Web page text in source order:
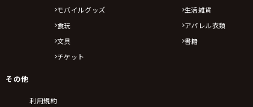
モバイルグッズ
生活雑貨
食玩
アパレル衣類
文具
書籍
チケット
その他
利用規約